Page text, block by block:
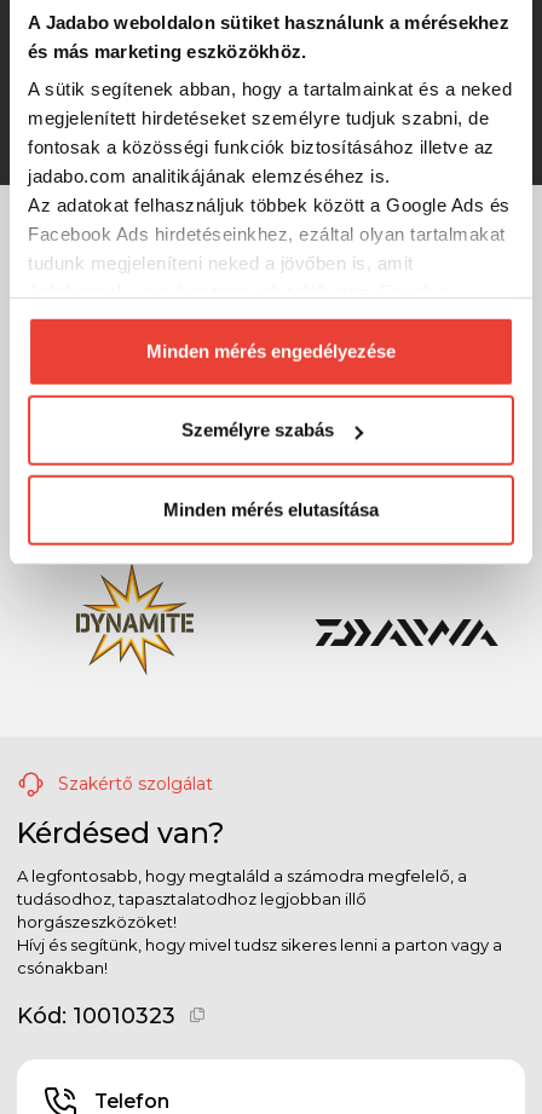
A Jadabo weboldalon sütiket használunk a mérésekhez
és más marketing eszközökhöz.
A sütik segítenek abban, hogy a tartalmainkat és a neked
megjelenített hirdetéseket személyre tudjuk szabni, de
fontosak a közösségi funkciók biztosításához illetve az
jadabo.com analitikájának elemzéséhez is.
Az adatokat felhasználjuk többek között a Google Ads és
Facebook Ads hirdetéseinkhez, ezáltal olyan tartalmakat
tudunk megjeleníteni neked a jövőben is, amit
biztosításához arra kérünk, hogy engedd meg
számunkra minden mérés használatát.
Természetesensoha semmilyen formában nem fogunk
megváltoztathatod a döntésed ezzel kapcsolatban.
Előre is köszönjük!
Minden mérés engedélyezése
Személyre szabás
Minden mérés elutasítása
Gunki Jig Tex B/S 7g 5/0 (3db)
2 310 Ft
MÁRKÁINK
Szakértő szolgálat
Kérdésed van?
A legfontosabb, hogy megtaláld a számodra megfelelő, a
tudásodhoz, tapasztalatodhoz legjobban illő
horgászeszközöket!
Hívj és segítünk, hogy mivel tudsz sikeres lenni a parton vagy a
csónakban!
Kód: 10010323
Telefon